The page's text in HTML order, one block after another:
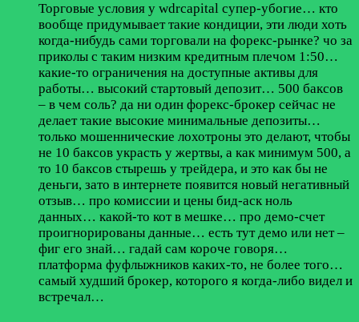
Торговые условия у wdrcapital супер-убогие… кто
вообще придумывает такие кондиции, эти люди хоть
когда-нибудь сами торговали на форекс-рынке? чо за
приколы с таким низким кредитным плечом 1:50…
какие-то ограничения на доступные активы для
работы… высокий стартовый депозит… 500 баксов
– в чем соль? да ни один форекс-брокер сейчас не
делает такие высокие минимальные депозиты…
только мошеннические лохотроны это делают, чтобы
не 10 баксов украсть у жертвы, а как минимум 500, а
то 10 баксов стырешь у трейдера, и это как бы не
деньги, зато в интернете появится новый негативный
отзыв… про комиссии и цены бид-аск ноль
данных… какой-то кот в мешке… про демо-счет
проигнорированы данные… есть тут демо или нет –
фиг его знай… гадай сам короче говоря…
платформа фуфлыжников каких-то, не более того…
самый худший брокер, которого я когда-либо видел и
встречал…